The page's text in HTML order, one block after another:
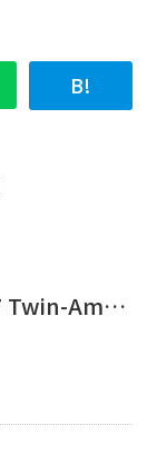
Fender ’57 Twin-Amp買取ました！